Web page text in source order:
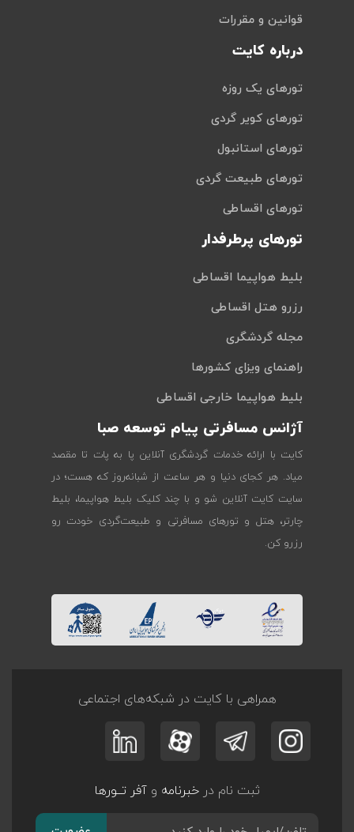
قوانین و مقررات
درباره کایت
تورهای یک روزه
تورهای کویر گردی
تورهای استانبول
تورهای طبیعت گردی
تورهای اقساطی
تورهای پرطرفدار
بلیط هواپیما اقساطی
رزرو هتل اقساطی
مجله گردشگری
راهنمای ویزای کشورها
بلیط هواپیما خارجی اقساطی
آژانس مسافرتی پیام توسعه صبا
کایت با ارائه خدمات گردشگری آنلاین پا به پات تا مقصد
میاد. هر کجای دنیا و هر ساعت از شبانه‌روز که هست؛ در
سایت کایت آنلاین شو و با چند کلیک بلیط هواپیما، بلیط
چارتر، هتل و تورهای مسافرتی و طبیعت‌گردی خودت رو
رزرو کن.
همراهی با کایت در شبکه‌های اجتماعی
ثبت نام درخبرنامه وآفر تــورها